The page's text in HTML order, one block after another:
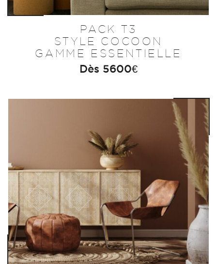
PACK T3
STYLE COCOON
GAMME ESSENTIELLE
Dès 5600€